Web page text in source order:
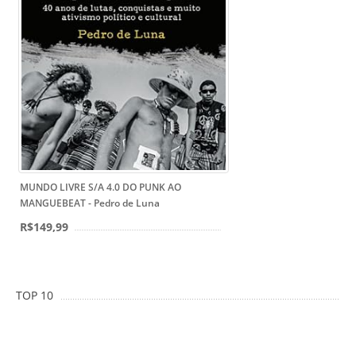
MUNDO LIVRE S/A 4.0 DO PUNK AO
MANGUEBEAT - Pedro de Luna
R$149,99
TOP 10